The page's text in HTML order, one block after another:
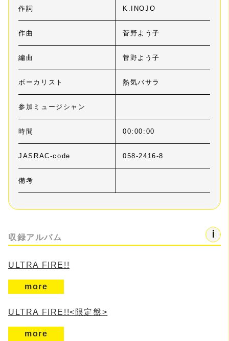
作詞 K.INOJO
作曲 菅野よう子
編曲 菅野よう子
ボーカリスト 熱気バサラ
参加ミュージシャン
時間 00:00:00
JASRAC-code 058-2416-8
備考
収録アルバム
ULTRA FIRE!!
more
ULTRA FIRE!!<限定盤>
more